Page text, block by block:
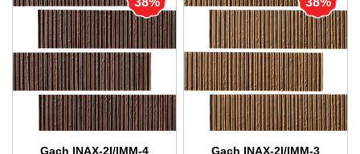
Gạch INAX-2I/IMM-4 Gạch INAX-2I/IMM-3